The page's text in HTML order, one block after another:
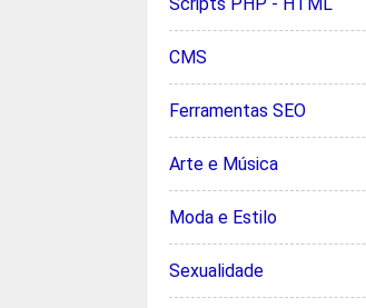
CMS
Ferramentas SEO
Arte e Música
Moda e Estilo
Sexualidade